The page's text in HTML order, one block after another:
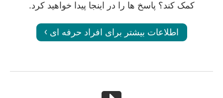
کمک کند؟ پاسخ ها را در اینجا پیدا خواهید کرد.
اطلاعات بیشتر برای افراد حرفه ای